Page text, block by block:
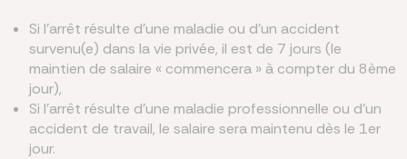
Si l’arrêt résulte d’une maladie ou d’un accident
survenu(e) dans la vie privée, il est de 7 jours (le
maintien de salaire « commencera » à compter du 8ème
jour),
Si l’arrêt résulte d’une maladie professionnelle ou d’un
accident de travail, le salaire sera maintenu dès le 1er
jour.